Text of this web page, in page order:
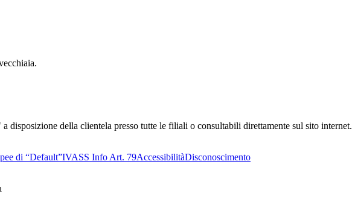
a disposizione della clientela presso tutte le filiali o consultabili direttamente sul sito internet.
di “Default”IVASS Info Art. 79AccessibilitàDisconoscimento